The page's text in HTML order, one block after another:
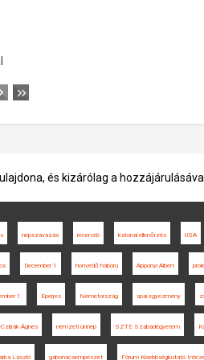
és kizárólag a
népszavazás recenzió katonai ellenőrzés USA
December 1 honvédő háború Apponyi Albert
1. Eperjes Németország spai egyezmény
Ágnes nemzeti ünnep SZTE Szabadegyetem
László gabonacsempészet Fórum Kisebbségkutató